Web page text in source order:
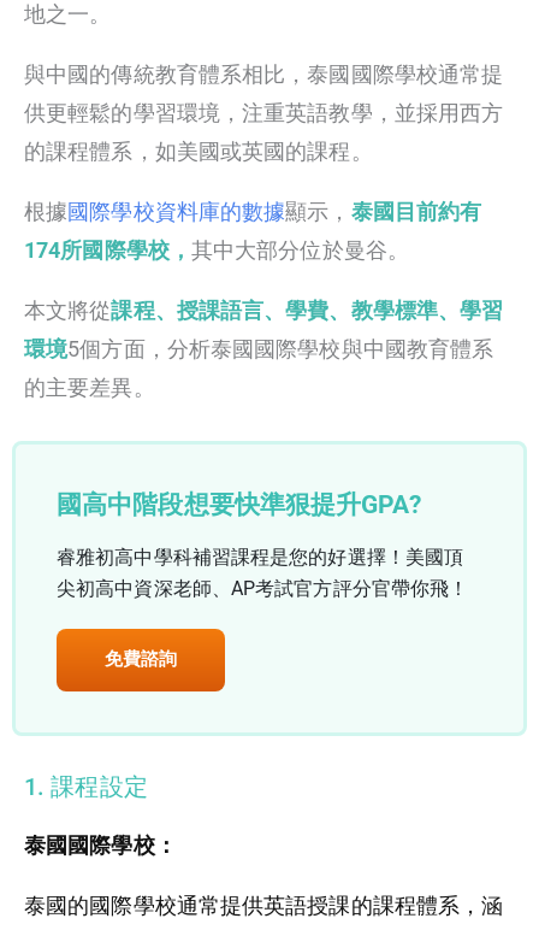
地之一。
與中國的傳統教育體系相比，泰國國際學校通常提
供更輕鬆的學習環境，注重英語教學，並採用西方
的課程體系，如美國或英國的課程。
根據國際學校資料庫的數據顯示， 泰國目前約有
174所國際學校， 其中大部分位於曼谷。
本文將從課程、授課語言、學費、教學標準、學習
環境5個方面，分析泰國國際學校與中國教育體系
的主要差異。
國高中階段想要快準狠提升GPA?
睿雅初高中學科補習課程是您的好選擇！美國頂
尖初高中資深老師、AP考試官方評分官帶你飛！
免費諮詢
1. 課程設定
泰國國際學校：
泰國的國際學校通常提供英語授課的課程體系，涵